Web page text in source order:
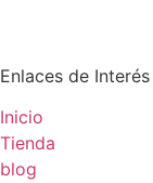
Enlaces de Interés
Inicio
Tienda
blog